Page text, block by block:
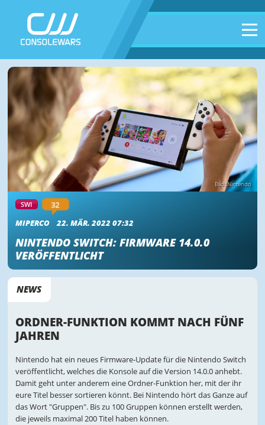
Bild: Nintendo
SWI 32
MIPERCO 22. MÄR. 2022 07:32
NINTENDO SWITCH: FIRMWARE 14.0.0
VERÖFFENTLICHT
NEWS
ORDNER-FUNKTION KOMMT NACH FÜNF
JAHREN
Nintendo hat ein neues Firmware-Update für die Nintendo Switch
veröffentlicht, welches die Konsole auf die Version 14.0.0 anhebt.
Damit geht unter anderem eine Ordner-Funktion her, mit der ihr
eure Titel besser sortieren könnt. Bei Nintendo hört das Ganze auf
das Wort "Gruppen". Bis zu 100 Gruppen können erstellt werden,
die jeweils maximal 200 Titel haben können.